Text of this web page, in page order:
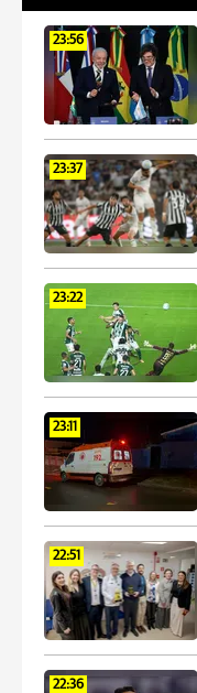
23:56
23:37
23:22
23:11
22:51
22:36